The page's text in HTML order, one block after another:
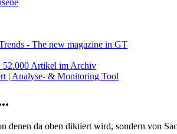
- The new magazine in GT
52.000 Artikel im Archiv
denen da oben diktiert wird, sondern von